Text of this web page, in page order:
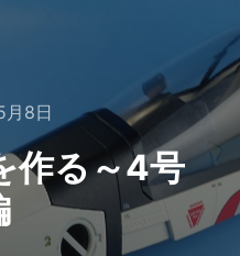
8日
作る～4号